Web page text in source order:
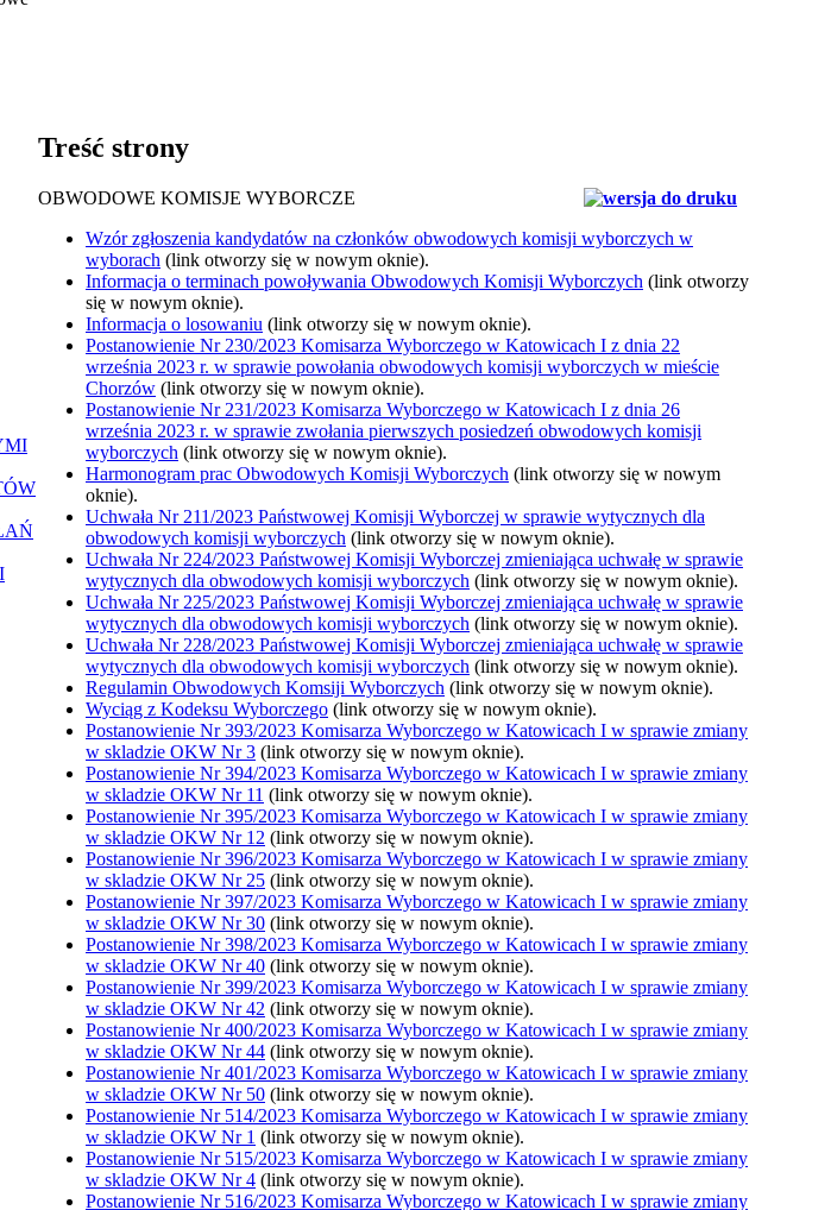
Treść strony
OBWODOWE KOMISJE WYBORCZE
Wzór zgłoszenia kandydatów na członków obwodowych komisji wyborczych w
wyborach (link otworzy się w nowym oknie).
Informacja o terminach powoływania Obwodowych Komisji Wyborczych (link otworzy
się w nowym oknie).
Informacja o losowaniu (link otworzy się w nowym oknie).
Postanowienie Nr 230/2023 Komisarza Wyborczego w Katowicach I z dnia 22
września 2023 r. w sprawie powołania obwodowych komisji wyborczych w mieście
Chorzów (link otworzy się w nowym oknie).
Postanowienie Nr 231/2023 Komisarza Wyborczego w Katowicach I z dnia 26
września 2023 r. w sprawie zwołania pierwszych posiedzeń obwodowych komisji
wyborczych (link otworzy się w nowym oknie).
Harmonogram prac Obwodowych Komisji Wyborczych (link otworzy się w nowym
oknie).
Uchwała Nr 211/2023 Państwowej Komisji Wyborczej w sprawie wytycznych dla
obwodowych komisji wyborczych (link otworzy się w nowym oknie).
Uchwała Nr 224/2023 Państwowej Komisji Wyborczej zmieniająca uchwałę w sprawie
wytycznych dla obwodowych komisji wyborczych (link otworzy się w nowym oknie).
Uchwała Nr 225/2023 Państwowej Komisji Wyborczej zmieniająca uchwałę w sprawie
wytycznych dla obwodowych komisji wyborczych (link otworzy się w nowym oknie).
Uchwała Nr 228/2023 Państwowej Komisji Wyborczej zmieniająca uchwałę w sprawie
wytycznych dla obwodowych komisji wyborczych (link otworzy się w nowym oknie).
Regulamin Obwodowych Komsiji Wyborczych (link otworzy się w nowym oknie).
Wyciąg z Kodeksu Wyborczego (link otworzy się w nowym oknie).
Postanowienie Nr 393/2023 Komisarza Wyborczego w Katowicach I w sprawie zmiany
w skladzie OKW Nr 3 (link otworzy się w nowym oknie).
Postanowienie Nr 394/2023 Komisarza Wyborczego w Katowicach I w sprawie zmiany
w skladzie OKW Nr 11 (link otworzy się w nowym oknie).
Postanowienie Nr 395/2023 Komisarza Wyborczego w Katowicach I w sprawie zmiany
w skladzie OKW Nr 12 (link otworzy się w nowym oknie).
Postanowienie Nr 396/2023 Komisarza Wyborczego w Katowicach I w sprawie zmiany
w skladzie OKW Nr 25 (link otworzy się w nowym oknie).
Postanowienie Nr 397/2023 Komisarza Wyborczego w Katowicach I w sprawie zmiany
w skladzie OKW Nr 30 (link otworzy się w nowym oknie).
Postanowienie Nr 398/2023 Komisarza Wyborczego w Katowicach I w sprawie zmiany
w skladzie OKW Nr 40 (link otworzy się w nowym oknie).
Postanowienie Nr 399/2023 Komisarza Wyborczego w Katowicach I w sprawie zmiany
w skladzie OKW Nr 42 (link otworzy się w nowym oknie).
Postanowienie Nr 400/2023 Komisarza Wyborczego w Katowicach I w sprawie zmiany
w skladzie OKW Nr 44 (link otworzy się w nowym oknie).
Postanowienie Nr 401/2023 Komisarza Wyborczego w Katowicach I w sprawie zmiany
w skladzie OKW Nr 50 (link otworzy się w nowym oknie).
Postanowienie Nr 514/2023 Komisarza Wyborczego w Katowicach I w sprawie zmiany
w skladzie OKW Nr 1 (link otworzy się w nowym oknie).
Postanowienie Nr 515/2023 Komisarza Wyborczego w Katowicach I w sprawie zmiany
w skladzie OKW Nr 4 (link otworzy się w nowym oknie).
Postanowienie Nr 516/2023 Komisarza Wyborczego w Katowicach I w sprawie zmiany